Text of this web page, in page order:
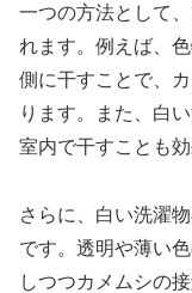
一つの方法として
れます。例えば、
側に干すことで、
ります。また、白
室内で干すことも効
さらに、白い洗濯
です。透明や薄い
しつつカメムシの